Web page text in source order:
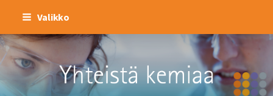
Siirry
sisältöön
Valikko
Kemianteollisuus ry